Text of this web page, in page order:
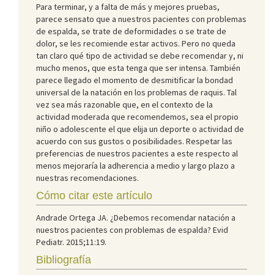
Para terminar, y a falta de más y mejores pruebas,
parece sensato que a nuestros pacientes con problemas
de espalda, se trate de deformidades o se trate de
dolor, se les recomiende estar activos. Pero no queda
tan claro qué tipo de actividad se debe recomendar y, ni
mucho menos, que esta tenga que ser intensa. También
parece llegado el momento de desmitificar la bondad
universal de la natación en los problemas de raquis. Tal
vez sea más razonable que, en el contexto de la
actividad moderada que recomendemos, sea el propio
niño o adolescente el que elija un deporte o actividad de
acuerdo con sus gustos o posibilidades. Respetar las
preferencias de nuestros pacientes a este respecto al
menos mejoraría la adherencia a medio y largo plazo a
nuestras recomendaciones.
Cómo citar este artículo
Andrade Ortega JA. ¿Debemos recomendar natación a
nuestros pacientes con problemas de espalda? Evid
Pediatr. 2015;11:19.
Bibliografía